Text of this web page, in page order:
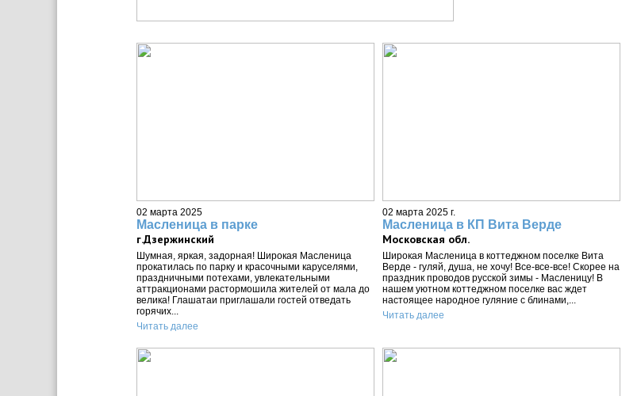
02 марта 2025
Масленица в парке
г.Дзержинский
Шумная, яркая, задорная! Широкая Масленица
прокатилась по парку и красочными каруселями,
праздничными потехами, увлекательными
аттракционами растормошила жителей от мала до
велика! Глашатаи приглашали гостей отведать
горячих...
Читать далее
02 марта 2025 г.
Масленица в КП Вита Верде
Московская обл.
Широкая Масленица в коттеджном поселке Вита
Верде - гуляй, душа, не хочу! Все-все-все! Скорее на
праздник проводов русской зимы - Масленицу! В
нашем уютном коттеджном поселке вас ждет
настоящее народное гуляние с блинами,...
Читать далее